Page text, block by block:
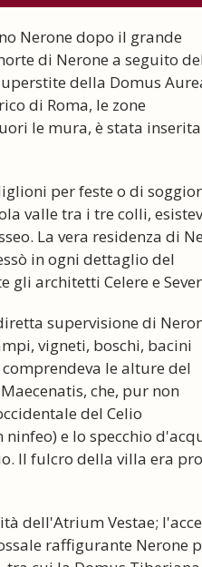
Nerone dopo il grande
di Nerone a seguito
della Domus
di Roma, le zone
le mura, è stata inserita
per feste o di
valle tra i tre colli,
La vera residenza di
in ogni dettaglio del
architetti Celere e
supervisione di
vigneti, boschi, bacini
le alture del
che, pur non
del Celio
e lo specchio
Il fulcro della villa era
dell'Atrium Vestae;
raffigurante Nerone